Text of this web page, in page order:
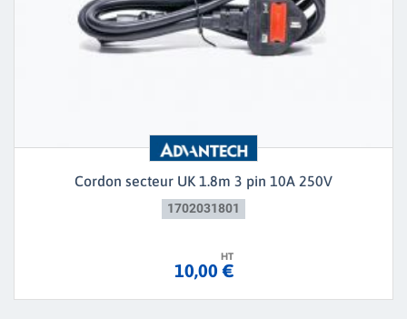
Cordon secteur UK 1.8m 3 pin 10A 250V
1702031801
HT
10,00 €